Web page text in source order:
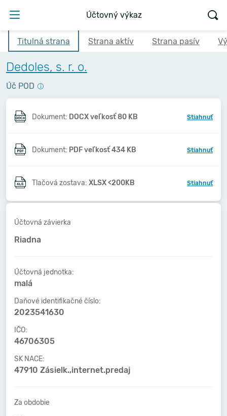
Účtovný výkaz
Titulná strana Strana aktív Strana pasív
Dedoles, s. r. o.
Úč POD
Dokument: DOCX veľkosť 80 KB Stiahnuť
Dokument: PDF veľkosť 434 KB Stiahnuť
Tlačová zostava: XLSX <200KB Stiahnuť
Účtovná závierka
Riadna
Účtovná jednotka:
malá
Daňové identifikačné číslo:
2023541630
IČO:
46706305
SK NACE:
47910 Zásielk.,internet.predaj
Za obdobie